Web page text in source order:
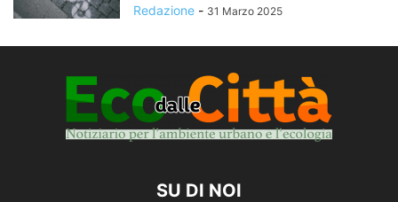
Redazione - 31 Marzo 2025
SU DI NOI